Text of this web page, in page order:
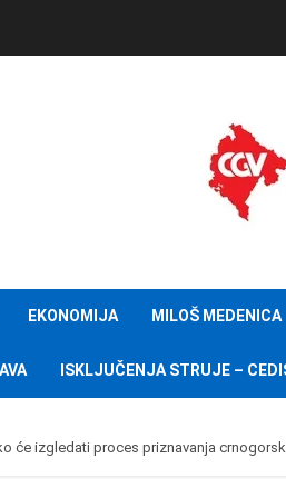
EKONOMIJA MILOŠ MEDENICA
ISKLJUČENJA STRUJE –
će izgledati proces priznavanja